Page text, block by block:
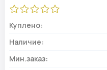
Куплено:
Наличие:
Мин.заказ: